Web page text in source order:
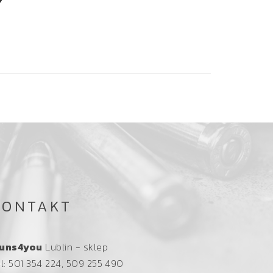
Lublin - sklep
501 354 224, 509 255 490